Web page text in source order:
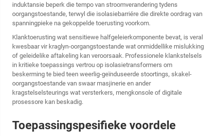
induktansie beperk die tempo van stroomverandering tydens
oorgangstoestande, terwyl die isolasiebarriére die direkte oordrag van
spanningpieke na gekoppelde toerusting voorkom.
Klanktoerusting wat sensitiewe halfgeleierkomponente bevat, is veral
kwesbaar vir kraglyn-oorgangstoestande wat onmiddellike mislukking
of geleidelike aftakeling kan veroorsaak. Professionele klankstelsels
in kritieke toepassings vertrou op isolasietransformers om
beskerming te bied teen weerlig-geïnduseerde stoortings, skakel-
oorgangstoestande van swaar masjinerie en ander
kragstelselsteurings wat versterkers, mengkonsole of digitale
prosessore kan beskadig.
Toepassingspesifieke voordele